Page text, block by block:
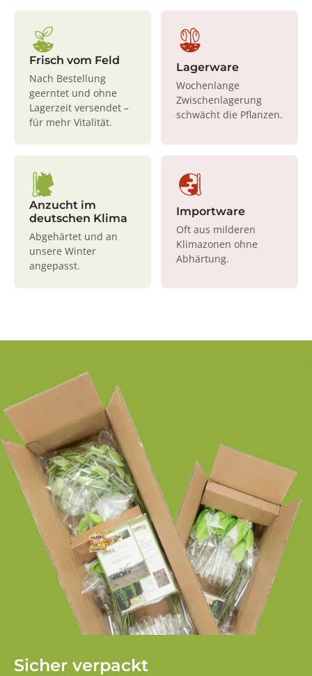
Frisch vom Feld
Nach Bestellung
geerntet und ohne
Lagerzeit versendet –
für mehr Vitalität.
Lagerware
Wochenlange
Zwischenlagerung
schwächt die Pflanzen.
Anzucht im
deutschen Klima
Abgehärtet und an
unsere Winter
angepasst.
Importware
Oft aus milderen
Klimazonen ohne
Abhärtung.
Sicher verpackt